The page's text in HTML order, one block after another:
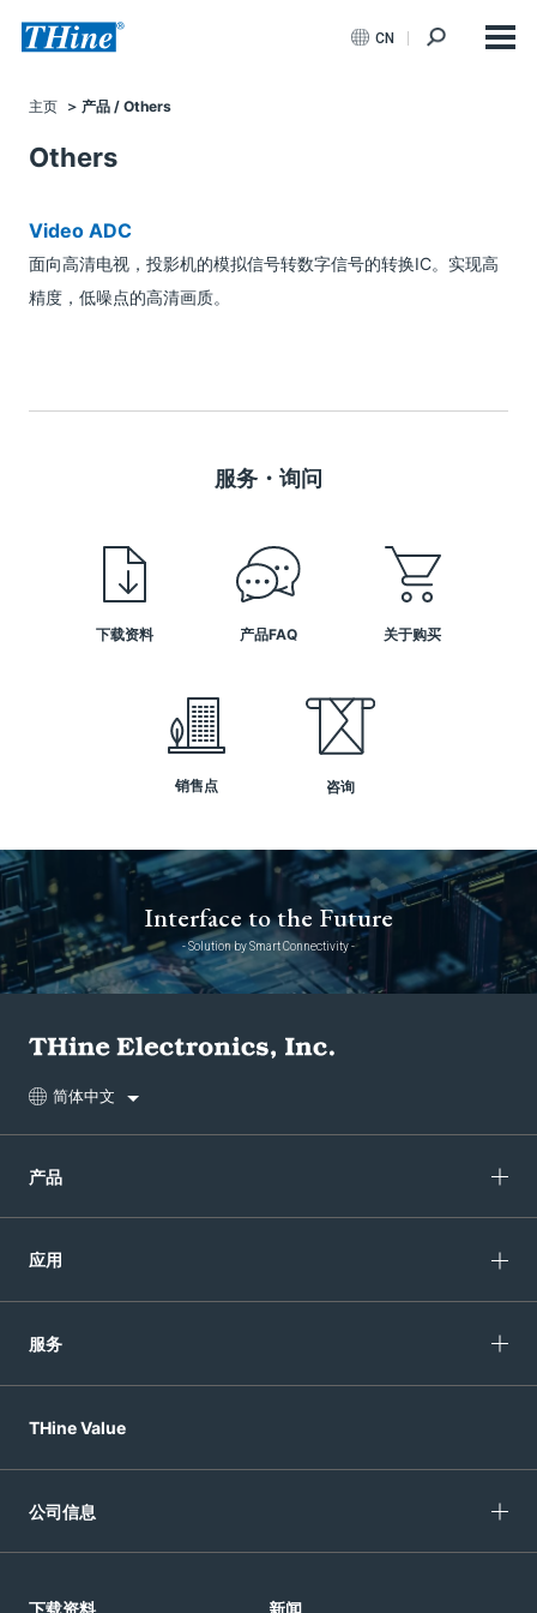
CN
主页 产品 / Others
Others
Video ADC
面向高清电视，投影机的模拟信号转数字信号的转换IC。实现高
精度，低噪点的高清画质。
服务・询问
下载资料 产品FAQ 关于购买
销售点 咨询
Interface to the Future
- Solution by Smart Connectivity -
简体中文
产品
应用
服务
THine Value
公司信息